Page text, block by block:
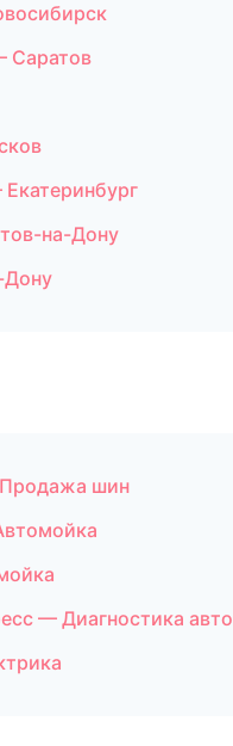
Саратов
на-Дону
шин
— Диагностика авто